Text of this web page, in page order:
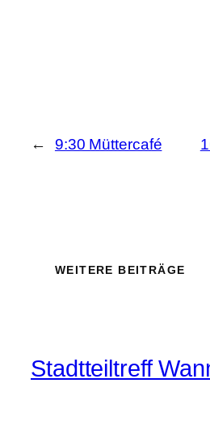
← 9:30 Müttercafé
WEITERE BEITRÄGE
Stadtteiltreff